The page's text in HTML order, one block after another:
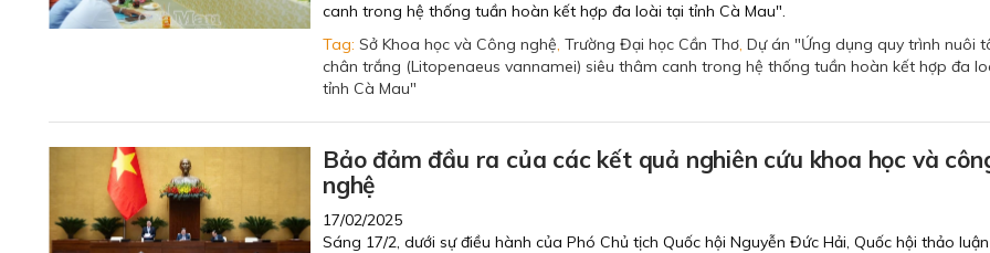
canh trong hệ thống tuần hoàn kết hợp đa loài tại tỉnh Cà Mau".
Tag: Sở Khoa học và Công nghệ, Trường Đại học Cần Thơ, Dự án "Ứng dụng quy trình nuôi
chân trắng (Litopenaeus vannamei) siêu thâm canh trong hệ thống tuần hoàn kết hợp đa
tỉnh Cà Mau"
Bảo đảm đầu ra của các kết quả nghiên cứu khoa học và
nghệ
17/02/2025
Sáng 17/2, dưới sự điều hành của Phó Chủ tịch Quốc hội Nguyễn Đức Hải, Quốc hội thảo